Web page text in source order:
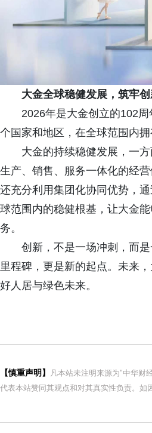
大金全球稳健发展，筑牢
2026年是大金创立的102
个国家和地区，在全球范围内
大金的持续稳健发展，一
生产、销售、服务一体化的经
还充分利用集团化协同优势，
球范围内的稳健根基，让大金
务。
创新，不是一场冲刺，而
里程碑，更是新的起点。未来
好人居与绿色未来。
【慎重声明】
凡本站未注明来源为"中华财
代表本站赞同其观点和对其真实性负责。